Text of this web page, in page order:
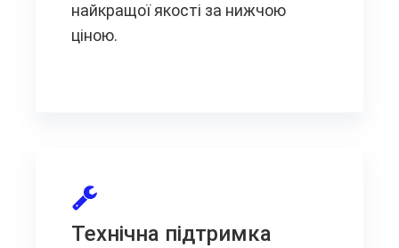
найкращої якості за нижчою
ціною.
Технічна підтримка